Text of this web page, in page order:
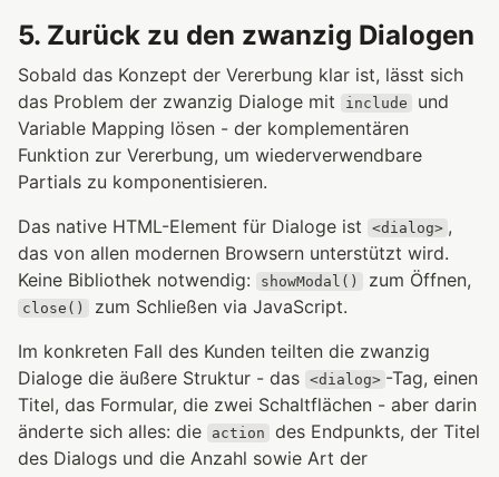
5. Zurück zu den zwanzig Dialogen
Sobald das Konzept der Vererbung klar ist, lässt sich
das Problem der zwanzig Dialoge mit
include
und
Variable Mapping lösen - der komplementären
Funktion zur Vererbung, um wiederverwendbare
Partials zu komponentisieren.
Das native HTML-Element für Dialoge ist
<dialog> ,
das von allen modernen Browsern unterstützt wird.
Keine Bibliothek notwendig:
showModal() zum Öffnen,
close()
zum Schließen via JavaScript.
Im konkreten Fall des Kunden teilten die zwanzig
Dialoge die äußere Struktur - das <dialog> -Tag, einen
Titel, das Formular, die zwei Schaltflächen - aber darin
änderte sich alles: die
action
des Endpunkts, der Titel
des Dialogs und die Anzahl sowie Art der